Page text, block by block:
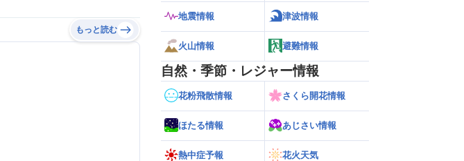
もっと読む
地震情報 津波情報
火山情報 避難情報
自然・季節・レジャー情報
花粉飛散情報 さくら開花情報
ほたる情報 あじさい情報
熱中症予報 花火天気